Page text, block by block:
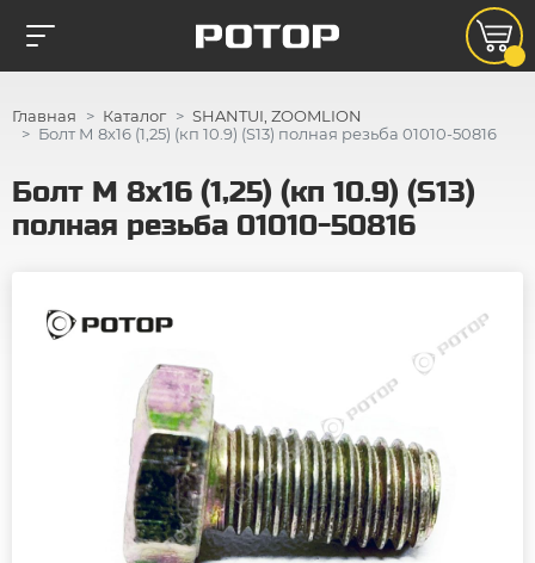
Главная Каталог
SHANTUI, ZOOMLION
Болт М 8х16 (1,25) (кп 10.9) (S13) полная резьба 01010-50816
Болт М 8х16 (1,25) (кп 10.9) (S13)
полная резьба 01010-50816